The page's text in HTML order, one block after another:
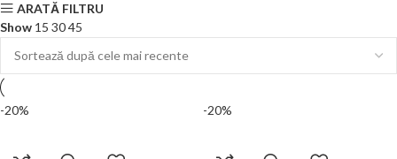
ARATĂ FILTRU
Show 15 3045
-20% -20%